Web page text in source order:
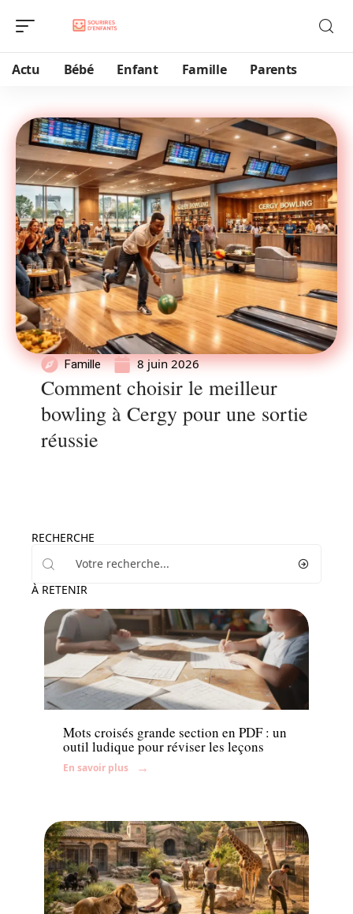
Actu Bébé Enfant Famille Parents
Famille 8 juin 2026
Comment choisir le meilleur
bowling à Cergy pour une sortie
réussie
RECHERCHE
À RETENIR
Enfant
Mots croisés grande section en PDF : un
outil ludique pour réviser les leçons
En savoir plus
Famille